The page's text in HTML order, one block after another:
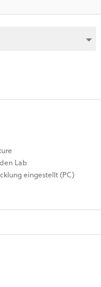
Lab
eingestellt (PC)